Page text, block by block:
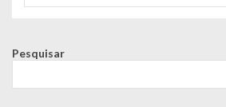
Pesquisar